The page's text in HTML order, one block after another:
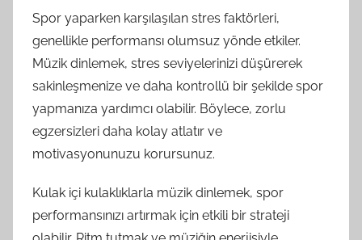
Spor yaparken karşılaşılan stres faktörleri,
genellikle performansı olumsuz yönde etkiler.
Müzik dinlemek, stres seviyelerinizi düşürerek
sakinleşmenize ve daha kontrollü bir şekilde spor
yapmanıza yardımcı olabilir. Böylece, zorlu
egzersizleri daha kolay atlatır ve
motivasyonunuzu korursunuz.
Kulak içi kulaklıklarla müzik dinlemek, spor
performansınızı artırmak için etkili bir strateji